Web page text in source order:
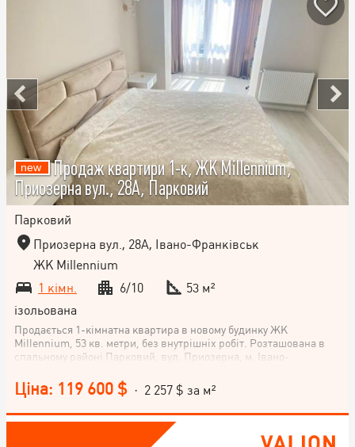
Продаж квартири 1-к, ЖК Millennium,
Приозерна вул., 28А, Парковий
Парковий
Приозерна вул., 28А, Івано-Франківськ
ЖК Millennium
1 кімн.
6/10
53 м²
ізольована
Продається 1-кімнатна квартира в новому будинку ЖК
Millennium, 53 кв. метри, без внутрішніх робіт. Розташована в
спальному районі Парковий, вул. Приозерна, м. Івано-
квартири - нестандартне, кухня - 15 м². ЖК Millennium
відноситься до комфорт-класу. Не втрачайте можливості стати
власником цієї квартири в новобудові! Зателефонуйте зараз для
детальної консультації і організації огляду.
Ціна: 119 600 $ · 2 257 $ за м²